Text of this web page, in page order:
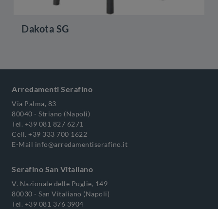
Dakota SG
Arredamenti Serafino
Via Palma, 83
80040 - Striano (Napoli)
Tel. +39 081 827 6271
Cell. +39 333 700 1622
E-Mail info@arredamentiserafino.it
Serafino San Vitaliano
V. Nazionale delle Puglie, 149
80030 - San Vitaliano (Napoli)
Tel. +39 081 376 3904